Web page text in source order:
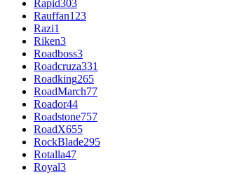
Rapid303
Rauffan123
Razi1
Riken3
Roadboss3
Roadcruza331
Roadking265
RoadMarch77
Roador44
Roadstone757
RoadX655
RockBlade295
Rotalla47
Royal3